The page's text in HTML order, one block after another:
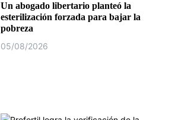
Un abogado libertario planteó la
esterilización forzada para bajar la
pobreza
05/08/2026